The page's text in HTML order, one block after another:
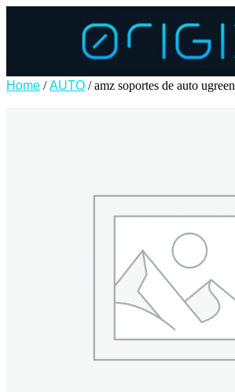
Home /AUTO / amz soportes de auto ugreen